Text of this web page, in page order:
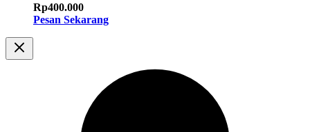
Rp400.000
Pesan Sekarang